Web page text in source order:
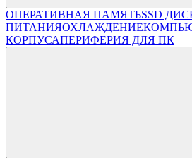
ОПЕРАТИВНАЯ ПАМЯТЬSSD
ПИТАНИЯОХЛАЖДЕНИЕ
КОРПУСАПЕРИФЕРИЯ ДЛЯ ПК